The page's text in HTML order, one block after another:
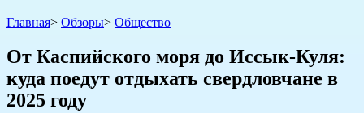
Главная> Обзоры> Общество
От Каспийского моря до Иссык-Куля:
куда поедут отдыхать свердловчане в
2025 году